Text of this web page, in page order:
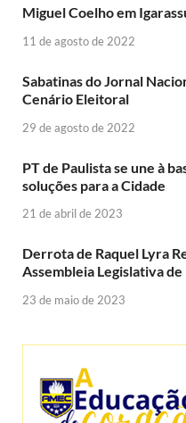
Miguel Coelho em
11 de agosto de 2022
Sabatinas do Jornal
Cenário Eleitoral
29 de agosto de 2022
PT de Paulista se une à
soluções para a Cidade
21 de abril de 2023
Derrota de Raquel Lyra
Assembleia Legislativa
23 de maio de 2023